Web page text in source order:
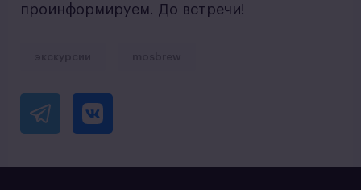
проинформируем. До встречи!